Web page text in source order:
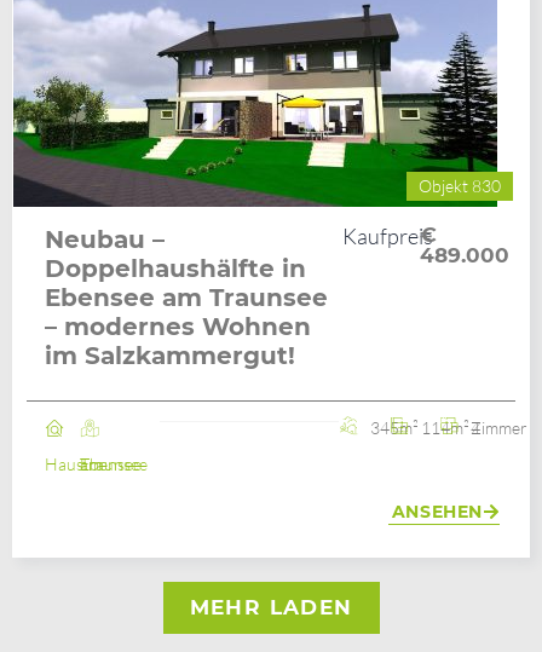
Objekt 830
Neubau –
Doppelhaushälfte in
Ebensee am Traunsee
– modernes Wohnen
im Salzkammergut!
Kaufpreis
€
489.000
HausEbensee am Traunsee
345m² 114m²4 Zimmer
ANSEHEN
MEHR LADEN